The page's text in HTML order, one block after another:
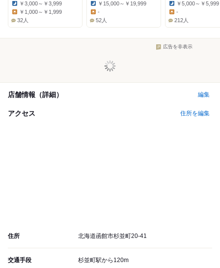
Dinner:
￥3,000～￥3,999
Lunch:
￥1,000～￥1,999
32人
Dinner:
￥15,000～￥19,999
Lunch:
-
52人
Dinner:
￥5,000～￥5,999
-
212人
広告を非表示
店舗情報（詳細） 編集
アクセス 住所を編集
住所 北海道函館市杉並町20-41
交通手段 杉並町駅から120m